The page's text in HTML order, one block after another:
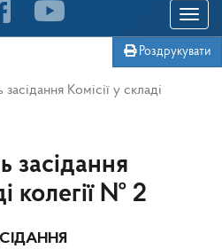
Toggle
Роздрукувати
засідання Комісії у складі
засідання
колегії № 2